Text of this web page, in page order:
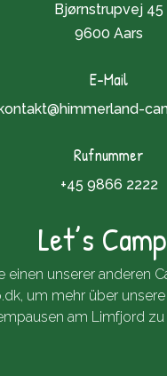
Bjørnstrupvej 45
9600 Aars
E-Mail
kontakt@himmerland-
Rufnummer
+45 9866 2222
Let’s Camp
einen unserer anderen
, um mehr über
am Limfjord zu